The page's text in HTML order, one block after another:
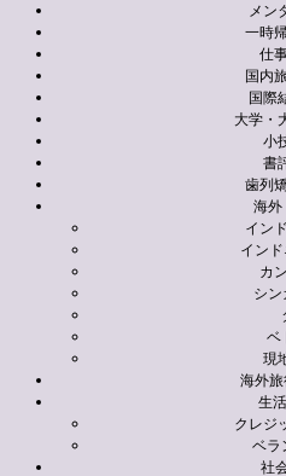
メン
一時
仕
国内
国際
大学・
小
書
歯列
海
イン
イン
カ
シン
ベ
現
海外
生
クレジ
ベラ
社